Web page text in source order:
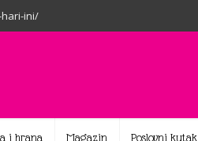
ini/
i hrana Magazin Poslovni kutak